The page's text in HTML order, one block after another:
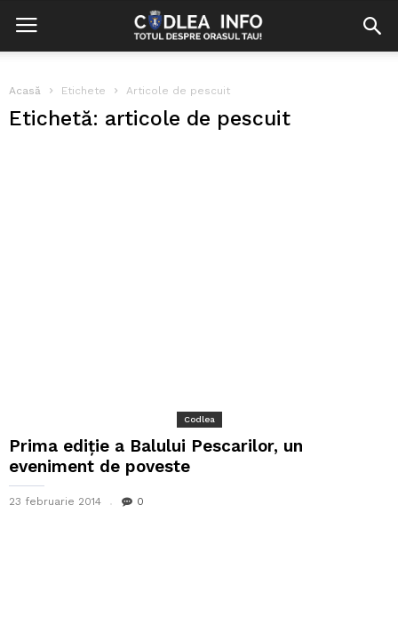
Acasă Etichete Articole de pescuit
Etichetă: articole de pescuit
Codlea
Prima ediție a Balului Pescarilor, un
eveniment de poveste
23 februarie 2014 0